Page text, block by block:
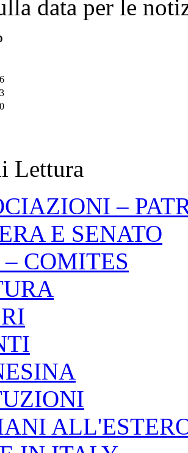
data per le
Lettura
–
E SENATO
COMITES